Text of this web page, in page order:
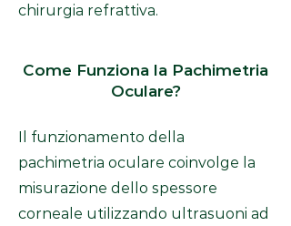
chirurgia refrattiva.
Come Funziona la Pachimetria
Oculare?
Il funzionamento della
pachimetria oculare coinvolge la
misurazione dello spessore
corneale utilizzando ultrasuoni ad